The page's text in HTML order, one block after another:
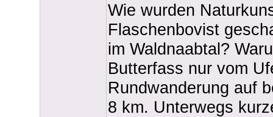
Wie wurden
Flaschenbovist
im Waldnaabtal?
Butterfass nur vom
Rundwanderung auf
8 km. Unterwegs